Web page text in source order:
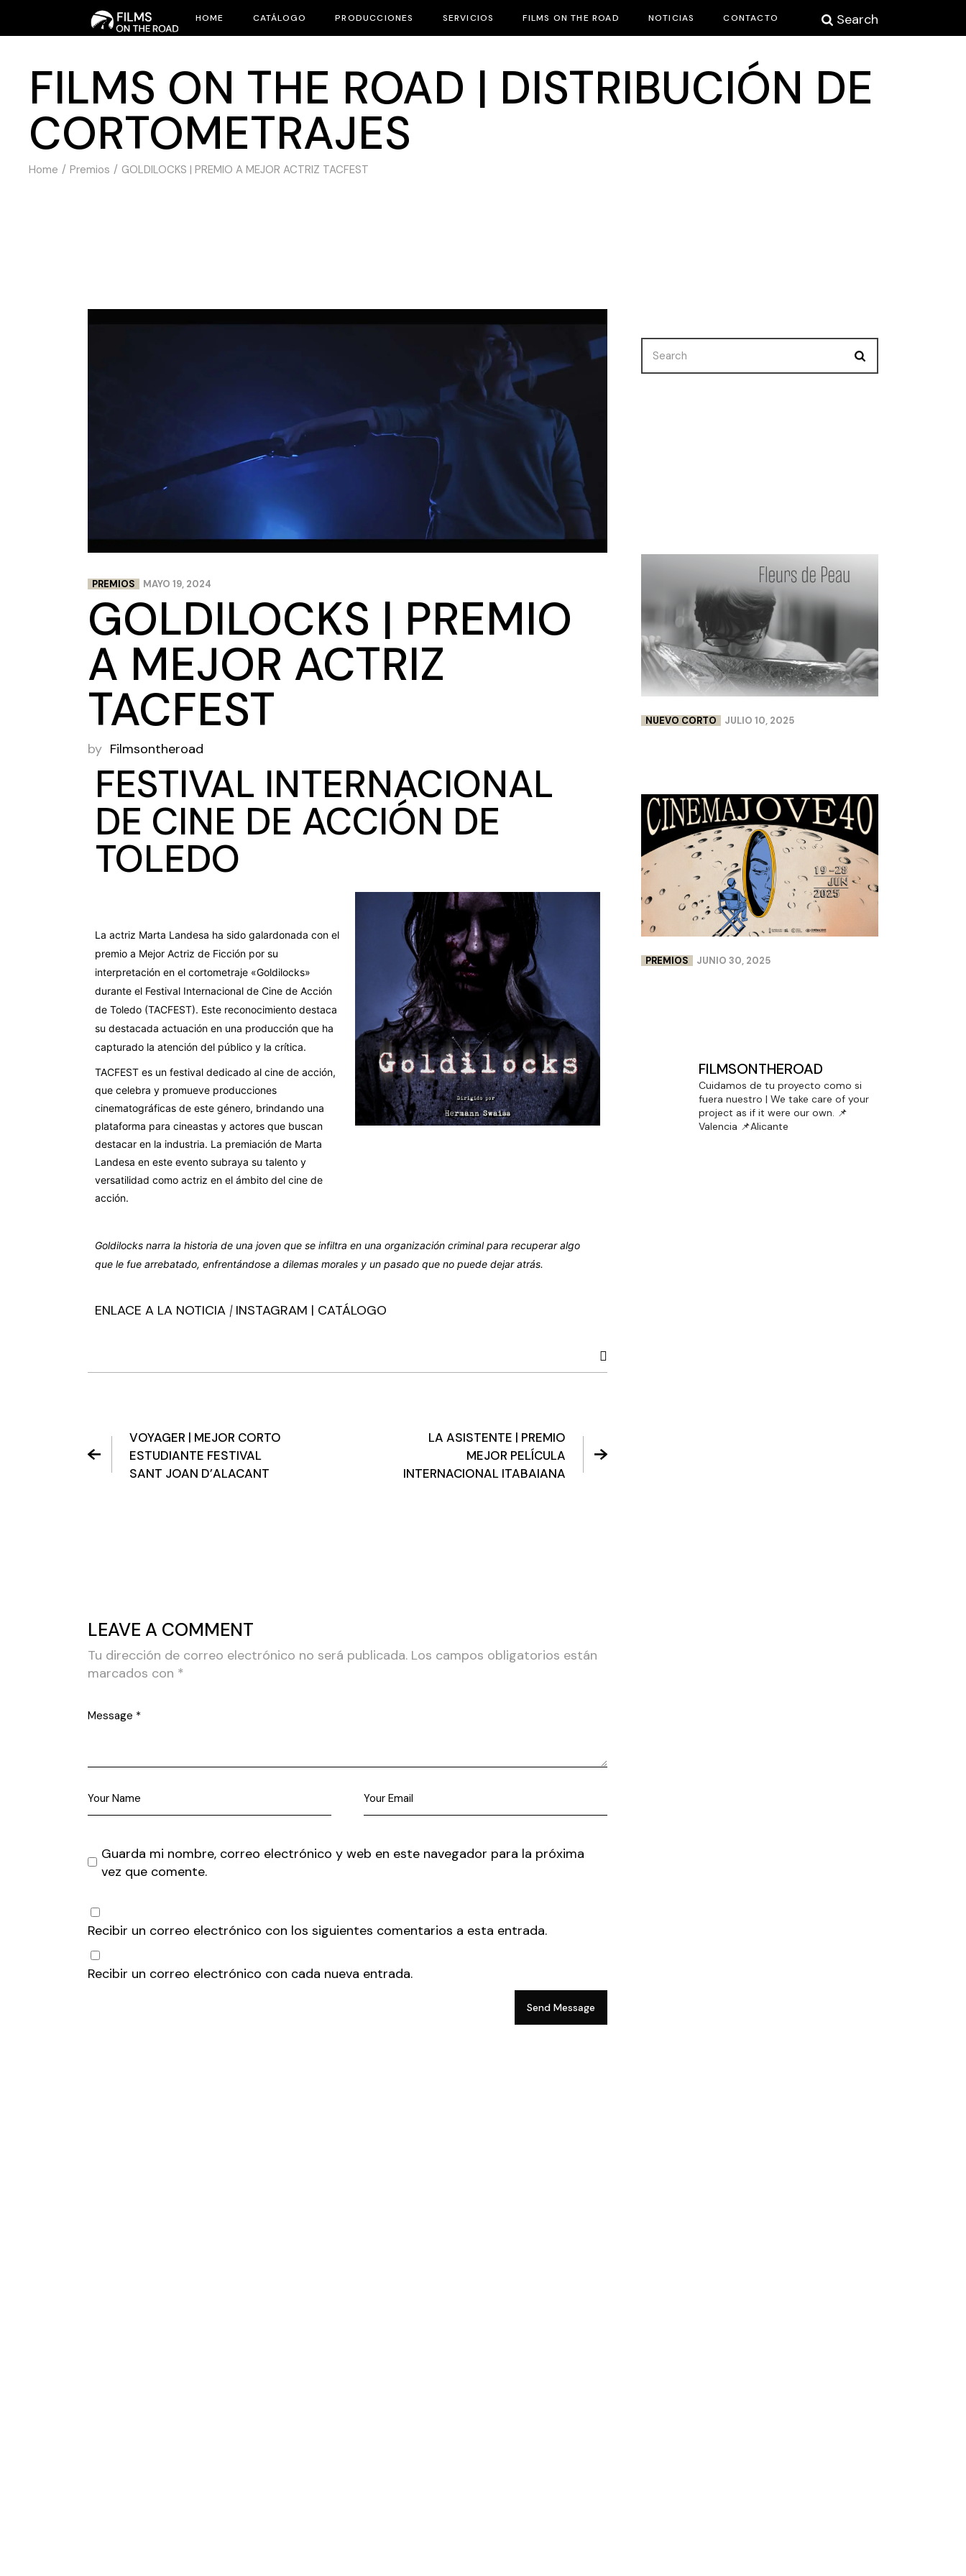
HOME CATÁLOGO PRODUCCIONES SERVICIOS FILMS ON THE ROAD NOTICIAS CONTACTO Search
FILMS ON THE ROAD | DISTRIBUCIÓN DE
CORTOMETRAJES
Home Premios GOLDILOCKS | PREMIO A MEJOR ACTRIZ TACFEST
PREMIOS MAYO 19, 2024
GOLDILOCKS | PREMIO
A MEJOR ACTRIZ
TACFEST
by Filmsontheroad
FESTIVAL INTERNACIONAL
DE CINE DE ACCIÓN DE
TOLEDO
La actriz Marta Landesa ha sido galardonada con el
premio a Mejor Actriz de Ficción por su
interpretación en el cortometraje «Goldilocks»
durante el Festival Internacional de Cine de Acción
de Toledo (TACFEST). Este reconocimiento destaca
su destacada actuación en una producción que ha
capturado la atención del público y la crítica.
TACFEST es un festival dedicado al cine de acción,
que celebra y promueve producciones
cinematográficas de este género, brindando una
plataforma para cineastas y actores que buscan
destacar en la industria. La premiación de Marta
Landesa en este evento subraya su talento y
versatilidad como actriz en el ámbito del cine de
acción.
Goldilocks narra la historia de una joven que se infiltra en una organización criminal para recuperar algo
que le fue arrebatado, enfrentándose a dilemas morales y un pasado que no puede dejar atrás.
ENLACE A LA NOTICIA | INSTAGRAM | CATÁLOGO
VOYAGER | MEJOR CORTO
ESTUDIANTE FESTIVAL
SANT JOAN D’ALACANT
LA ASISTENTE | PREMIO
MEJOR PELÍCULA
INTERNACIONAL ITABAIANA
LEAVE A COMMENT
Tu dirección de correo electrónico no será publicada. Los campos obligatorios están
marcados con *
Guarda mi nombre, correo electrónico y web en este navegador para la próxima
vez que comente.
Recibir un correo electrónico con los siguientes comentarios a esta entrada.
Recibir un correo electrónico con cada nueva entrada.
Send Message
NUEVO CORTO JULIO 10, 2025
PREMIOS JUNIO 30, 2025
FILMSONTHEROAD
Cuidamos de tu proyecto como si
fuera nuestro | We take care of your
project as if it were our own. 📌
Valencia 📌Alicante